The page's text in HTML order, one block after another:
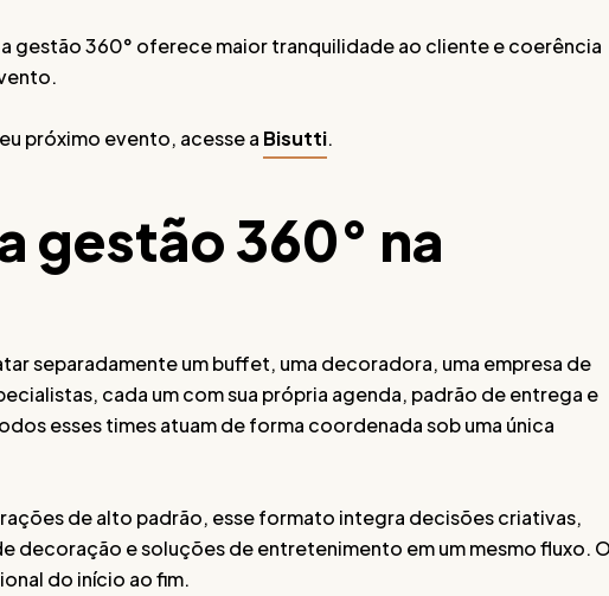
gestão 360° oferece maior tranquilidade ao cliente e coerência
próximo evento, acesse a Bisutti.
gestão 360° na
separadamente um buffet, uma decoradora, uma empresa de
cada um com sua própria agenda, padrão de entrega e
esses times atuam de forma coordenada sob uma única
de alto padrão, esse formato integra decisões criativas,
decoração e soluções de entretenimento em um mesmo fluxo.
do início ao fim.